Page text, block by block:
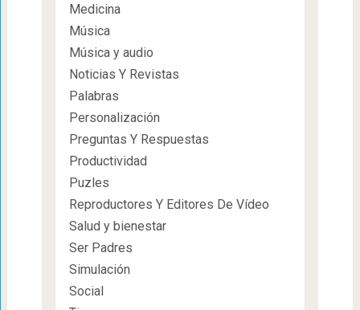
Medicina
Música
Música y audio
Noticias Y Revistas
Palabras
Personalización
Preguntas Y Respuestas
Productividad
Puzles
Reproductores Y Editores De Vídeo
Salud y bienestar
Ser Padres
Simulación
Social